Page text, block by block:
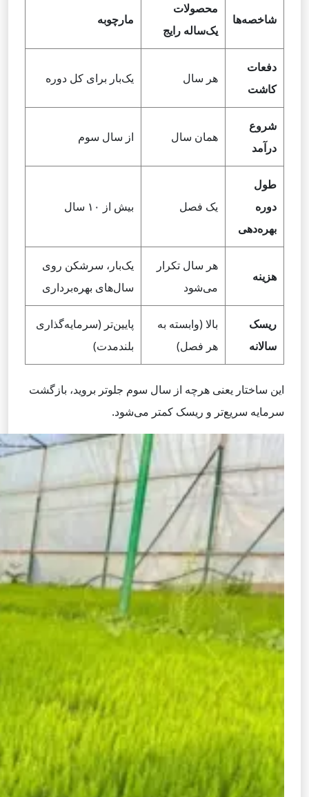
شاخصه‌ها
محصولات
یک‌ساله رایج
مارچوبه
دفعات
کاشت
هر سال یک‌بار برای کل دوره
شروع
درآمد
همان سال از سال سوم
طول
دوره
بهره‌دهی
یک فصل بیش از ۱۰ سال
هزینه
هر سال تکرار
می‌شود
یک‌بار، سرشکن روی
سال‌های بهره‌برداری
ریسک
سالانه
بالا (وابسته به
هر فصل)
پایین‌تر (سرمایه‌گذاری
بلندمدت)
این ساختار یعنی هرچه از سال سوم جلوتر بروید، بازگشت
سرمایه سریع‌تر و ریسک کمتر می‌شود.